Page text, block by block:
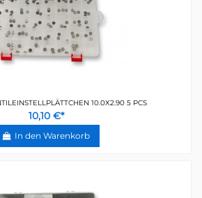
10.0X2.90 5 PCS
10,10 €*
In den Warenkorb